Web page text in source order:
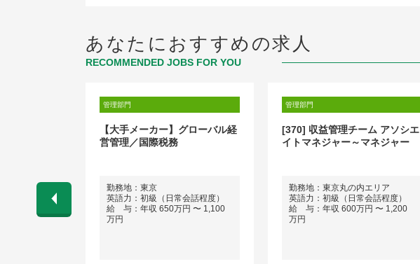
あなたにおすすめの求人
RECOMMENDED JOBS FOR YOU
管理部門
【大手メーカー】グローバル経
営管理／国際税務
勤務地：東京
英語力：初級（日常会話程度）
給 与：年収 650万円 〜 1,100
万円
管理部門
[370] 収益管理チーム アソシエ
イトマネジャー～マネジャー
勤務地：東京丸の内エリア
英語力：初級（日常会話程度）
給 与：年収 600万円 〜 1,200
万円